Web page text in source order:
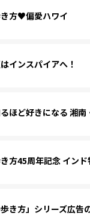
方♥偏愛ハワイ
インスパイアへ！
ほど好きになる 湘南
方45周年記念 インド
歩き方」シリーズ広告